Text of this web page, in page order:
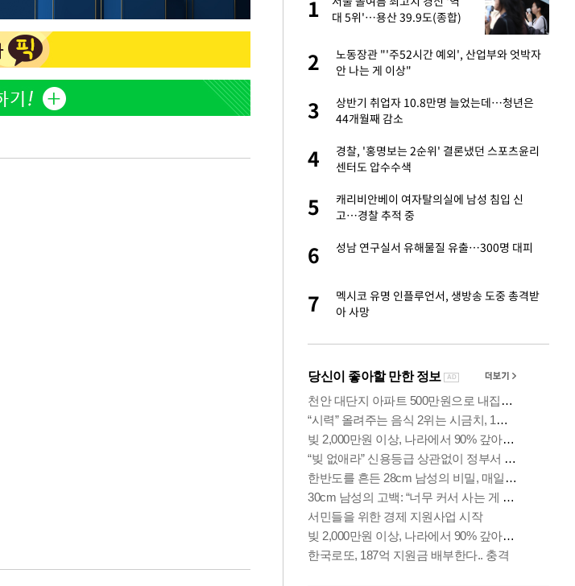
틀 만에 발견"
2
재는 내부 지침 준수"
3
김지수, '여행사 대표' 변신 근황 "가볼 만하
니…"
4
1
대 5위'…용산 39.9도(종합)
2
노동장관 "'주52시간 예외', 산업부와 엇박자
안 나는 게 이상"
3
상반기 취업자 10.8만명 늘었는데…청년은
44개월째 감소
4
경찰, '홍명보는 2순위' 결론냈던 스포츠윤리
센터도 압수수색
5
캐리비안베이 여자탈의실에 남성 침입 신
고…경찰 추적 중
6 성남 연구실서 유해물질 유출…300명 대피
7
멕시코 유명 인플루언서, 생방송 도중 총격받
아 사망